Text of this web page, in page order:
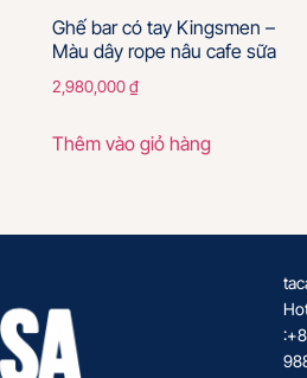
Ghế bar có tay Kingsmen –
Màu dây rope nâu cafe sữa
2,980,000₫
Thêm vào giỏ hàng